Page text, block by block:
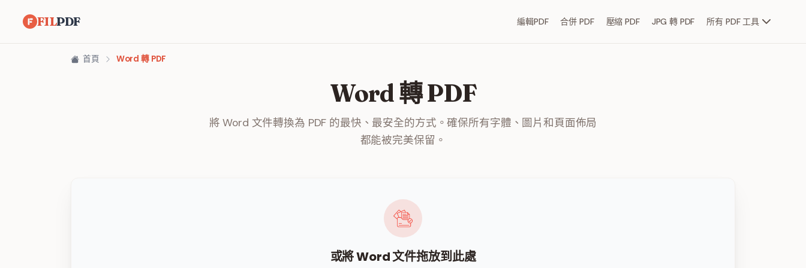
FILPDF 編輯PDF 合併 PDF 壓縮 PDF JPG 轉 PDF 所有 PDF 工具
首頁 Word 轉 PDF
Word 轉 PDF
將 Word 文件轉換為 PDF 的最快、最安全的方式。確保所有字體、圖片和頁面佈局
都能被完美保留。
或將 Word 文件拖放到此處